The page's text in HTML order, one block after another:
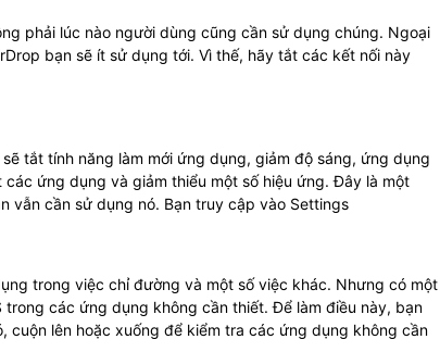
phải lúc nào người dùng cũng cần sử dụng chúng. Ngoại
bạn sẽ ít sử dụng tới. Vì thế, hãy tắt các kết nối này
tắt tính năng làm mới ứng dụng, giảm độ sáng, ứng dụng
ứng dụng và giảm thiểu một số hiệu ứng. Đây là một
vẫn cần sử dụng nó. Bạn truy cập vào Settings
trong việc chỉ đường và một số việc khác. Nhưng có một
các ứng dụng không cần thiết. Để làm điều này, bạn
cuộn lên hoặc xuống để kiểm tra các ứng dụng không cần